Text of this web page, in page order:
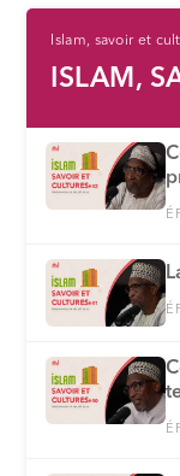
Islam, savoir et
ISLAM,